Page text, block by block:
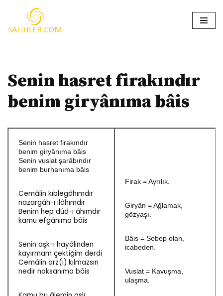
İçeriğe
Senin hasret firakındır
benim giryânıma bâis
Senin hasret firakındır
benim giryânıma bâis
Senin vuslat şarâbındır
benim burhanıma bâis
Cemâlin kıblegâhımdır
nazargâh-ı ilâhımdır
Benim hep dûd-ı âhımdır
kamu efgânıma bâis
Senin aşk-ı hayâlinden
kayırmam çektiğim derdi
Cemâlin arz(ı) kılmazsın
nedir noksanıma bâis
Firak = Ayrılık.
Giryân = Ağlamak,
gözyaşı.
Bâis = Sebep olan,
icabeden.
Vuslat = Kavuşma,
ulaşma.